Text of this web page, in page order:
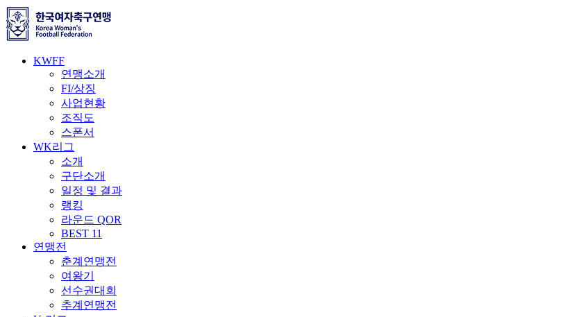
KWFF
연맹소개
FI/상징
사업현황
조직도
스폰서
WK리그
소개
구단소개
일정 및 결과
랭킹
라운드 QOR
BEST 11
연맹전
춘계연맹전
여왕기
선수권대회
추계연맹전